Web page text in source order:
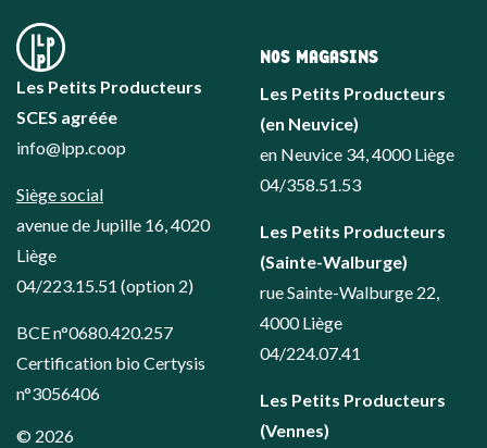
Les Petits Producteurs
SCES agréée
info@lpp.coop
Siège social
avenue de Jupille 16, 4020
Liège
04/223.15.51 (option 2)
BCE n°0680.420.257
Certification bio Certysis
n°3056406
© 2026
NOS MAGASINS
Les Petits Producteurs
(en Neuvice)
en Neuvice 34, 4000 Liège
04/358.51.53
Les Petits Producteurs
(Sainte-Walburge)
rue Sainte-Walburge 22,
4000 Liège
04/224.07.41
Les Petits Producteurs
(Vennes)